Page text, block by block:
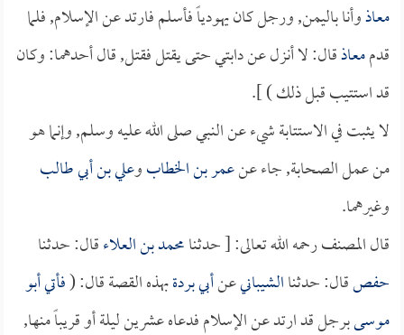
معاذوأنا باليمن, ورجل كان يهودياً فأسلم فارتد عن الإسلام, فلما
قدممعاذقال: لا أنزل عن دابتي حتى يقتل فقتل, قال أحدهما: وكان
قد استتيب قبل ذلك ) ].
لا يثبت في الاستتابة شيء عن النبي صلى الله عليه وسلم, وإنما هو
من عمل الصحابة, جاء عنعمر بن الخطابوعلي بن أبي طالب
وغيرهما.
قال المصنف رحمه الله تعالى: [ حدثنامحمد بن العلاءقال: حدثنا
حفصقال: حدثناالشيبانيعنأبي بردةبهذه القصة قال: (فأتيأبو
موسىبرجل قد ارتد عن الإسلام فدعاه عشرين ليلة أو قريباً منها,